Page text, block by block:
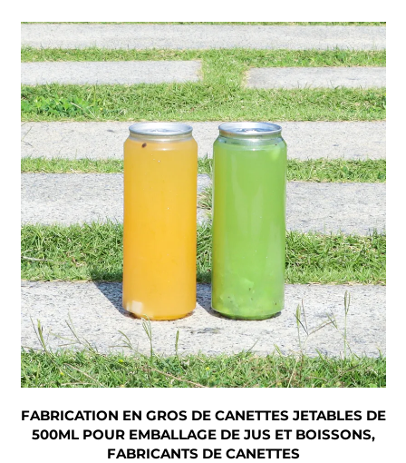
FABRICATION EN GROS DE CANETTES JETABLES DE
500ML POUR EMBALLAGE DE JUS ET BOISSONS,
FABRICANTS DE CANETTES